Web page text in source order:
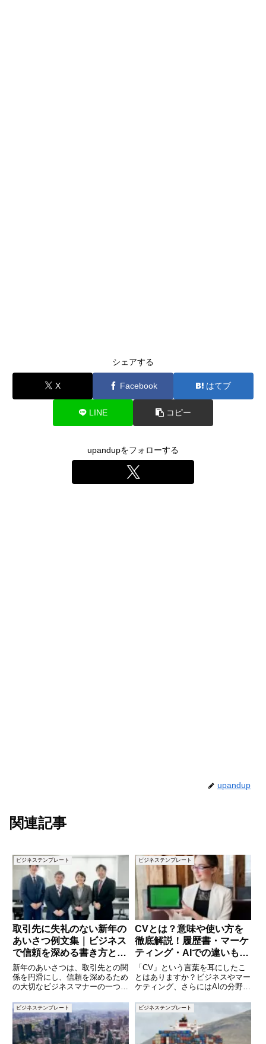
シェアする
X Facebook はてブ
LINE コピー
upandupをフォローする
upandup
関連記事
ビジネステンプレート
取引先に失礼のない新年の
あいさつ例文集｜ビジネス
で信頼を深める書き方と文
面のポイント
新年のあいさつは、取引先との関
係を円滑にし、信頼を深めるため
の大切なビジネスマナーの一つで
での一言が、その年の印象を左右
することも少なくありません。し
かし、「どこまで丁寧に書けばい
いのか」「毎年同じ文面で問題な
ビジネステンプレート
CVとは？意味や使い方を
徹底解説！履歴書・マーケ
ティング・AIでの違いも紹
介
「CV」という言葉を耳にしたこ
とはありますか？ビジネスやマー
ケティング、さらにはAIの分野で
によって異なる意味を持ちます。
履歴書の「Curriculum Vitae（カ
リキュラム・ヴィタエ）」や、マ
ーケティング
ビジネステンプレート ビジネステンプレート